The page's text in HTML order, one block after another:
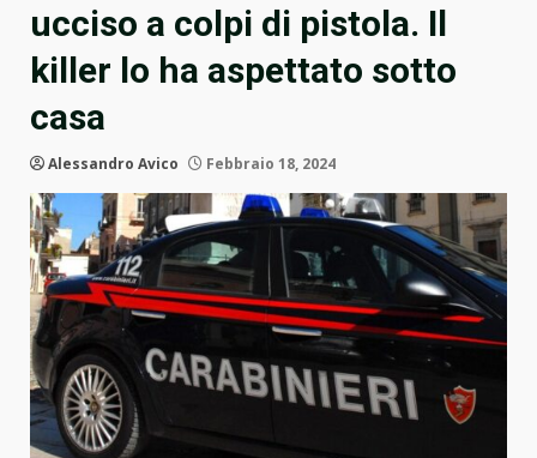
ucciso a colpi di pistola. Il
killer lo ha aspettato sotto
casa
Alessandro Avico Febbraio 18, 2024